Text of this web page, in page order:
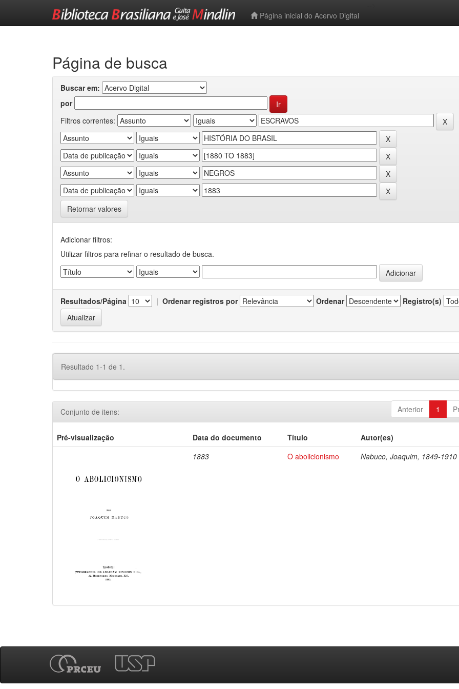
Página inicial do Acervo Digital
Página de busca
Buscar em:
por
Filtros correntes:
Retornar valores
Adicionar filtros:
Utilizar filtros para refinar o resultado de busca.
Resultados/Página | Ordenar registros por Ordenar Registro(s)
Resultado 1-1 de 1.
Anterior 1
Conjunto de itens:
Pré-visualização Data do documento Título
Autor(es)
1883
O abolicionismo Nabuco, Joaquim, 1849-1910